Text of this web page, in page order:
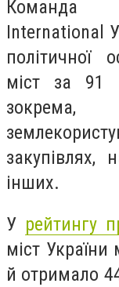
Команда
International
політичної
міст за 91
закупівлях,
інших.
У рейтингу
міст України
й отримало